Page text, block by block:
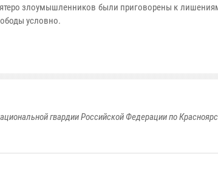
злоумышленников были приговорены к
условно.
гвардии Российской Федерации по